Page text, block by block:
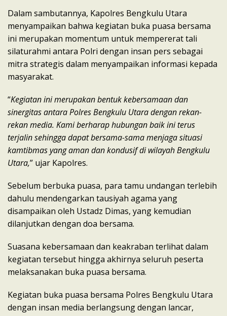
Dalam sambutannya, Kapolres Bengkulu Utara
menyampaikan bahwa kegiatan buka puasa bersama
ini merupakan momentum untuk mempererat tali
silaturahmi antara Polri dengan insan pers sebagai
mitra strategis dalam menyampaikan informasi kepada
masyarakat.
“Kegiatan ini merupakan bentuk kebersamaan dan
sinergitas antara Polres Bengkulu Utara dengan rekan-
rekan media. Kami berharap hubungan baik ini terus
terjalin sehingga dapat bersama-sama menjaga situasi
kamtibmas yang aman dan kondusif di wilayah Bengkulu
Utara,” ujar Kapolres.
Sebelum berbuka puasa, para tamu undangan terlebih
dahulu mendengarkan tausiyah agama yang
disampaikan oleh Ustadz Dimas, yang kemudian
dilanjutkan dengan doa bersama.
Suasana kebersamaan dan keakraban terlihat dalam
kegiatan tersebut hingga akhirnya seluruh peserta
melaksanakan buka puasa bersama.
Kegiatan buka puasa bersama Polres Bengkulu Utara
dengan insan media berlangsung dengan lancar,